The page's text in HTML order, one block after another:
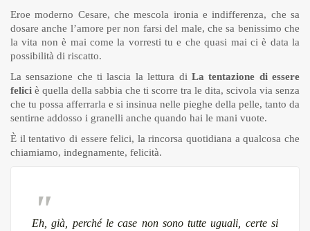
Eroe moderno Cesare, che mescola ironia e indifferenza, che sa
dosare anche l’amore per non farsi del male, che sa benissimo che
la vita non è mai come la vorresti tu e che quasi mai ci è data la
possibilità di riscatto.
La sensazione che ti lascia la lettura di La tentazione di essere
felici è quella della sabbia che ti scorre tra le dita, scivola via senza
che tu possa afferrarla e si insinua nelle pieghe della pelle, tanto da
sentirne addosso i granelli anche quando hai le mani vuote.
È il tentativo di essere felici, la rincorsa quotidiana a qualcosa che
chiamiamo, indegnamente, felicità.
Eh, già, perché le case non sono tutte uguali, certe si